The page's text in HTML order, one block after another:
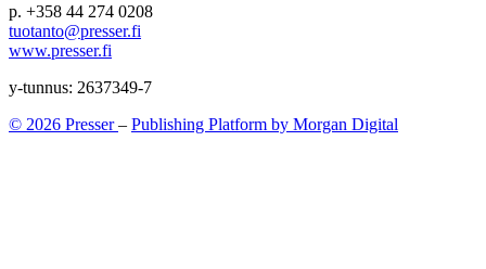
p. +358 44 274 0208
tuotanto@presser.fi
www.presser.fi
y-tunnus: 2637349-7
© 2026 Presser– Publishing Platform by Morgan Digital